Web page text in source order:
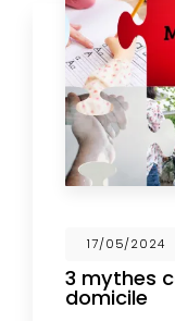
17/05/2024
3 mythes
domicile